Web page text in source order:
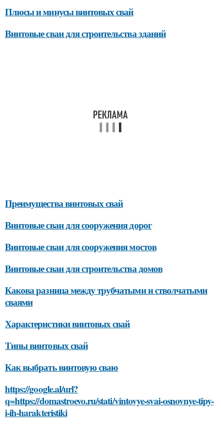
Плюсы и минусы винтовых свай
Винтовые сваи для строительства зданий
Преимущества винтовых свай
Винтовые сваи для сооружения дорог
Винтовые сваи для сооружения мостов
Винтовые сваи для строительства домов
Какова разница между трубчатыми и стволчатыми
сваями
Характеристики винтовых свай
Типы винтовых свай
Как выбрать винтовую сваю
https://google.al/url?
q=https://domastroevo.ru/stati/vintovye-svai-osnovnye-tipy-
i-ih-harakteristiki